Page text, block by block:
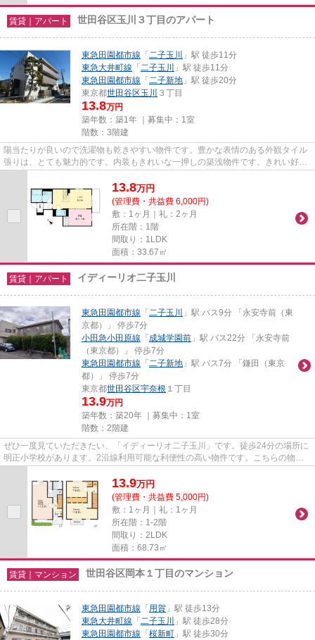
賃貸｜アパート 世田谷区玉川３丁目のアパート
東急田園都市線 「二子玉川
」駅 徒歩11分
東急大井町線 「二子玉川
」駅 徒歩11分
東急田園都市線 「二子新地 」駅 徒歩20分
東京都世田谷区玉川 ３丁目
13.8万円
築年数：築1年 ｜募集中： 1室
階数：3階建
陽当たりが良いので洗濯物も乾きやすい物件です。豊かな表情のある外観タイル
張りは、とても魅力的です。内装もきれいな一押しの築浅物件です。きれい好き
な方、古い物件は苦手という...
13.8万円
(管理費・共益費 6,000円)
敷：1ヶ月｜礼：2ヶ月
所在階：1階
間取り：1LDK
面積：33.67㎡
賃貸｜アパート イディーリオ二子玉川
東急田園都市線 「二子玉川
」駅 バス9分 「永安寺前（東
京都）」 停歩7分
小田急小田原線 「成城学園前 」駅 バス22分 「永安寺前
（東京都）」 停歩7分
東急田園都市線 「二子新地 」駅 バス7分 「鎌田（東京
都）」 停歩7分
東京都世田谷区宇奈根 １丁目
13.9万円
築年数：築20年 ｜募集中： 1室
階数：2階建
ぜひ一度見ていただきたい、「イディーリオ二子玉川」です。徒歩24分の場所に
明正小学校があります。2沿線利用可能な利便性の高い物件です。こちらの物件
は、陽当たり良好です。当社ス...
13.9万円
(管理費・共益費 5,000円)
敷：1ヶ月｜礼：1ヶ月
所在階：1-2階
間取り：2LDK
面積：68.73㎡
賃貸｜マンション 世田谷区岡本１丁目のマンション
東急田園都市線 「用賀 」駅 徒歩13分
東急大井町線 「二子玉川
」駅 徒歩28分
東急田園都市線 「桜新町 」駅 徒歩30分